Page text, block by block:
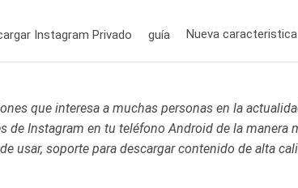
Instagram Privado guía Nueva caracteristica
que interesa a muchas personas en la
Instagram en tu teléfono Android de la manera
usar, soporte para descargar contenido de alta